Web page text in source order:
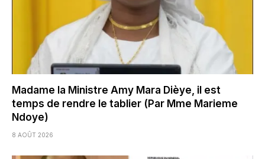
Madame la Ministre Amy Mara Dièye, il est
temps de rendre le tablier (Par Mme Marieme
Ndoye)
8 AOÛT 2026